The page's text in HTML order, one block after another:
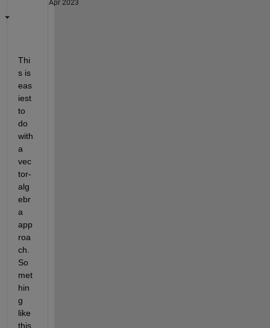
Apr 2023
Thi
s is
eas
iest
to
do
with
a
vec
tor-
alg
ebr
a
app
roa
ch.
So
met
hin
g
like
this